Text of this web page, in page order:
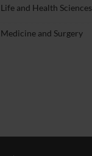
Life and Health Sciences
Medicine and Surgery